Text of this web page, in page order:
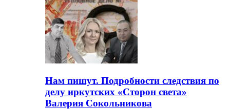
Нам пишут. Подробности следствия по
делу иркутских «Сторон света»
Валерия Сокольникова